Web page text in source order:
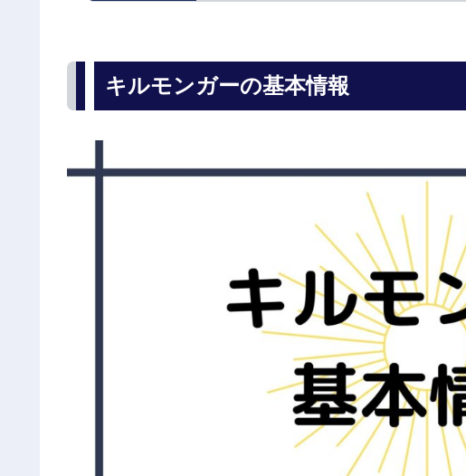
キルモンガーの基本情報